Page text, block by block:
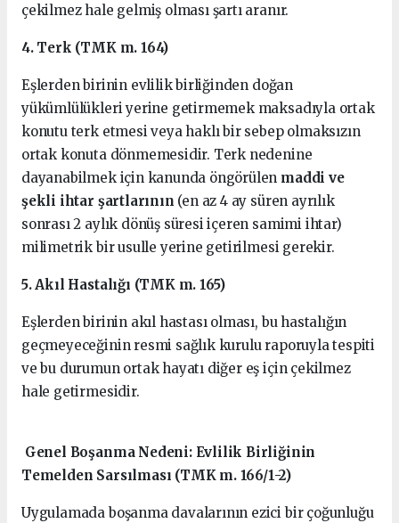
çekilmez hale gelmiş olması şartı aranır.
4. Terk (TMK m. 164)
Eşlerden birinin evlilik birliğinden doğan
yükümlülükleri yerine getirmemek maksadıyla ortak
konutu terk etmesi veya haklı bir sebep olmaksızın
ortak konuta dönmemesidir. Terk nedenine
dayanabilmek için kanunda öngörülen maddi ve
şekli ihtar şartlarının (en az 4 ay süren ayrılık
sonrası 2 aylık dönüş süresi içeren samimi ihtar)
milimetrik bir usulle yerine getirilmesi gerekir.
5. Akıl Hastalığı (TMK m. 165)
Eşlerden birinin akıl hastası olması, bu hastalığın
geçmeyeceğinin resmi sağlık kurulu raporuyla tespiti
ve bu durumun ortak hayatı diğer eş için çekilmez
hale getirmesidir.
Genel Boşanma Nedeni: Evlilik Birliğinin
Temelden Sarsılması (TMK m. 166/1-2)
Uygulamada boşanma davalarının ezici bir çoğunluğu